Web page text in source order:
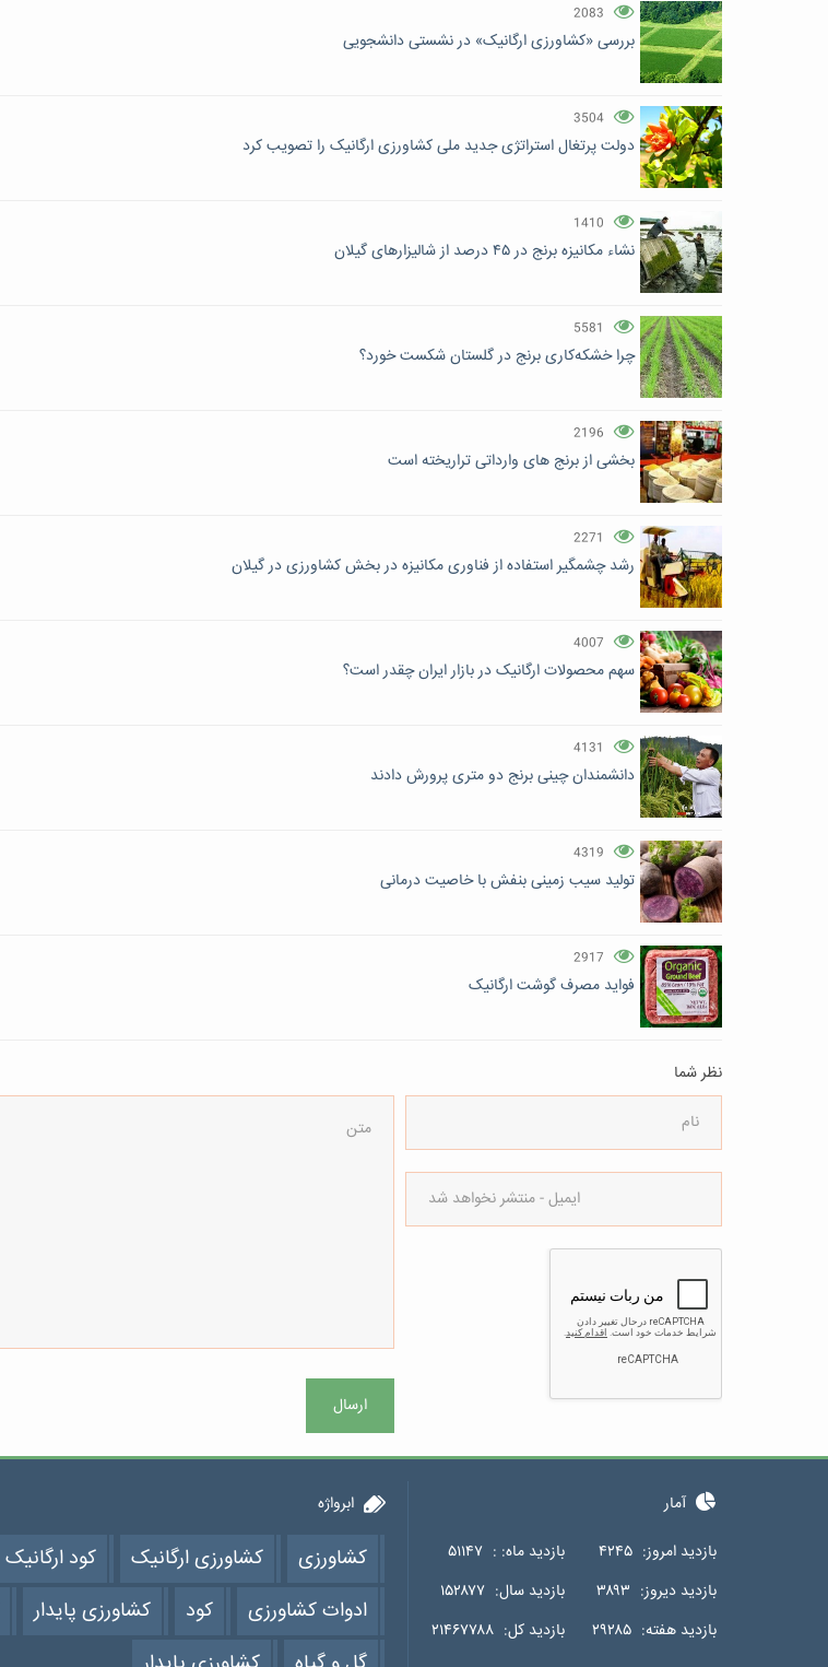
2083
بررسی «کشاورزی ارگانیک» در نشستی دانشجویی
3504
دولت پرتغال استراتژی جدید ملی کشاورزی ارگانیک را تصویب کرد
1410
نشاء مکانیزه برنج در ۴۵ درصد از شالیزارهای گیلان
5581
چرا خشکه‌کاری برنج در گلستان شکست خورد؟
2196
بخشی از برنج های وارداتی تراریخته است
2271
رشد چشمگیر استفاده از فناوری مکانیزه در بخش کشاورزی در گیلان
4007
سهم محصولات ارگانیک در بازار ایران چقدر است؟
4131
دانشمندان چینی برنج دو متری پرورش دادند
4319
تولید سیب زمینی بنفش با خاصیت درمانی
2917
فواید مصرف گوشت ارگانیک
نظر شما
ارسال
ابرواژه
کشاورزی کشاورزی ارگانیک کود ارگانیک
ادوات کشاورزی
کود کشاورزی پایدار
آمار
بازدید امروز: ۴۲۴۵ بازدید ماه: : ۵۱۱۴۷
بازدید دیروز: ۳۸۹۳ بازدید سال: ۱۵۲۸۷۷
بازدید هفته: ۲۹۲۸۵ بازدید کل: ۲۱۴۶۷۷۸۸